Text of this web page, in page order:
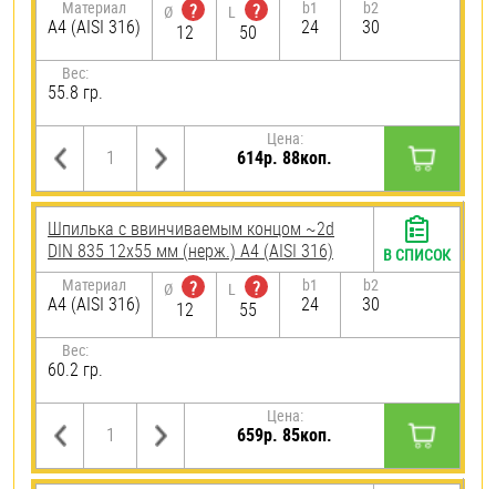
Материал
A4 (AISI 316)
Ø
?
12
L
?
50
b1
24
b2
30
Вес:
55.8 гр.
Цена:
614р. 88коп.
Шпилька c ввинчиваемым концом ~2d
DIN 835 12х55 мм (нерж.) A4 (AISI 316)
Материал
A4 (AISI 316)
Ø
?
12
L
?
55
b1
24
b2
30
Вес:
60.2 гр.
Цена:
659р. 85коп.
В СПИСОК